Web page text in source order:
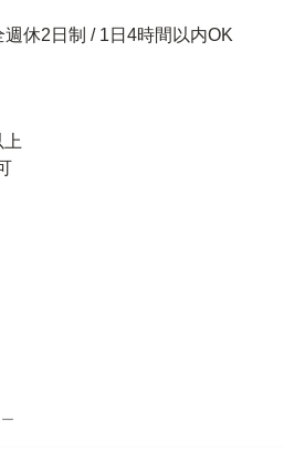
週休2日制 / 1日4時間以内OK